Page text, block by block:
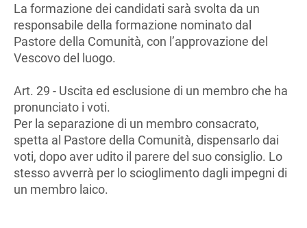
La formazione dei candidati sarà svolta da un
responsabile della formazione nominato dal
Pastore della Comunità, con l’approvazione del
Vescovo del luogo.
Art. 29 - Uscita ed esclusione di un membro che ha
pronunciato i voti.
Per la separazione di un membro consacrato,
spetta al Pastore della Comunità, dispensarlo dai
voti, dopo aver udito il parere del suo consiglio. Lo
stesso avverrà per lo scioglimento dagli impegni di
un membro laico.